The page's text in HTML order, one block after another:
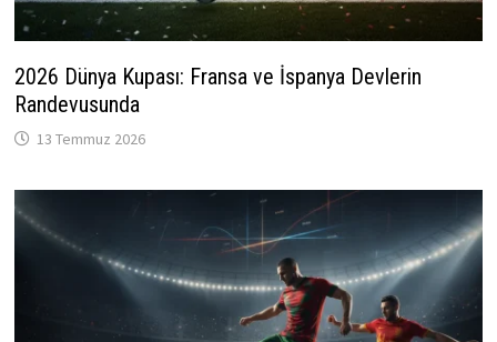
2026 Dünya Kupası: Fransa ve İspanya Devlerin
Randevusunda
13 Temmuz 2026